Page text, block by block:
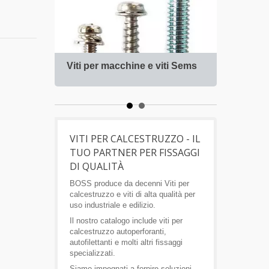
Viti per macchine e viti Sems
VITI PER CALCESTRUZZO - IL
TUO PARTNER PER FISSAGGI
DI QUALITÀ
BOSS produce da decenni Viti per
calcestruzzo e viti di alta qualità per
uso industriale e edilizio.
Il nostro catalogo include viti per
calcestruzzo autoperforanti,
autofilettanti e molti altri fissaggi
specializzati.